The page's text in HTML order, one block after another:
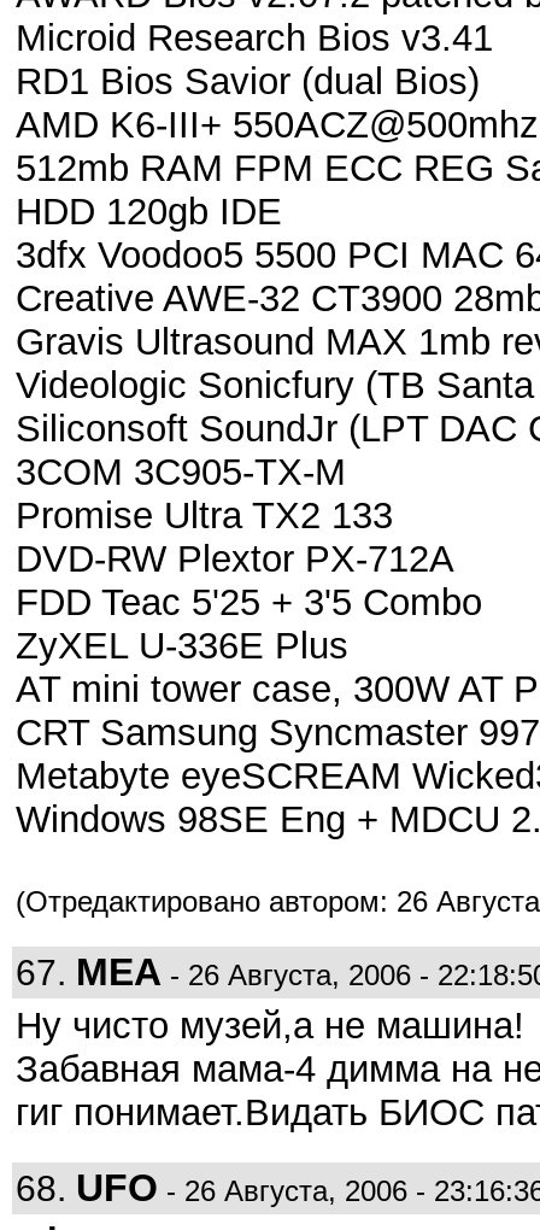
Microid Research Bios v3.41
RD1 Bios Savior (dual Bios)
AMD K6-III+
512mb RAM FPM ECC REG
HDD 120gb IDE
3dfx Voodoo5 5500 PCI MAC
Creative AWE-32 CT3900
Gravis Ultrasound MAX 1mb
Videologic Sonicfury (TB
Siliconsoft SoundJr (LPT DAC
3COM 3C905-TX-M
Promise Ultra TX2 133
DVD-RW Plextor PX-712A
FDD Teac 5'25 + 3'5 Combo
ZyXEL U-336E Plus
AT mini tower case, 300W AT
CRT Samsung Syncmaster
Metabyte eyeSCREAM
Windows 98SE Eng + MDCU
(Отредактировано автором: 26
67. MEA - 26 Августа, 2006 -
Ну чисто музей,а не машина!
Забавная мама-4 димма на
гиг понимает.Видать БИОС
68. UFO - 26 Августа, 2006 -